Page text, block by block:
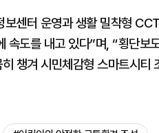
센터 운영과 생활 밀착형
속도를 내고 있다”며, “횡단보
챙겨 시민체감형 스마트시티